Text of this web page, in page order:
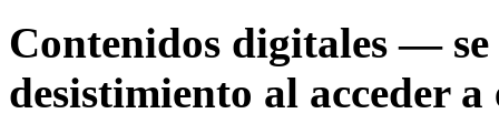
Contenidos digitales — se
desistimiento al acceder a